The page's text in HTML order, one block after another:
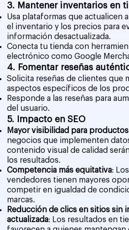
3. Mantener inventarios en
Usa plataformas que actualicen
el inventario y los precios para
información desactualizada.
Conecta tu tienda con
electrónico como Google
4. Fomentar reseñas
Solicita reseñas de clientes que
aspectos específicos de los
Responde a las reseñas para
del usuario.
5. Impacto en SEO
Mayor visibilidad para
negocios que implementen
contenido visual de calidad
los resultados.
Competencia más equitativa:
vendedores tienen mayores
competir en igualdad de
marcas.
Reducción de clics en sitios sin
actualizada: Los resultados en